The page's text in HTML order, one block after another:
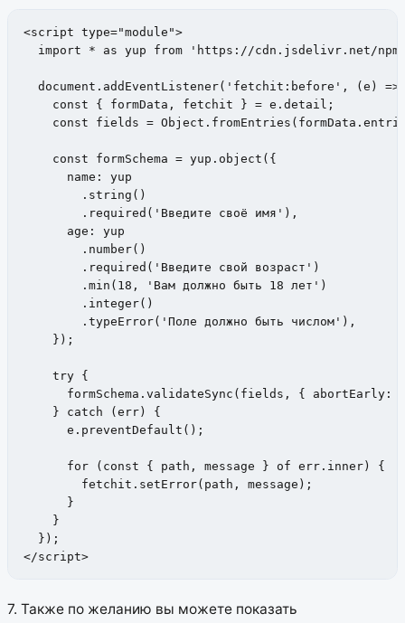
<script type="module">
import * as yup from 'https://cdn.jsdelivr.net/
document.addEventListener('fetchit:before', (e) =>
    const { formData, fetchit } = e.detail;
const fields =
    const formSchema = yup.object({
      name: yup
        .string()
        .required('Введите своё имя'),
      age: yup
        .number()
        .required('Введите свой возраст')
        .min(18, 'Вам должно быть 18 лет')
        .integer()
        .typeError('Поле должно быть числом'),
    });
    try {
formSchema.validateSync(fields, { abortEarly:
    } catch (err) {
      e.preventDefault();
      for (const { path, message } of err.inner) {
        fetchit.setError(path, message);
      }
    }
  });
</script>
7. Также по желанию вы можете показать